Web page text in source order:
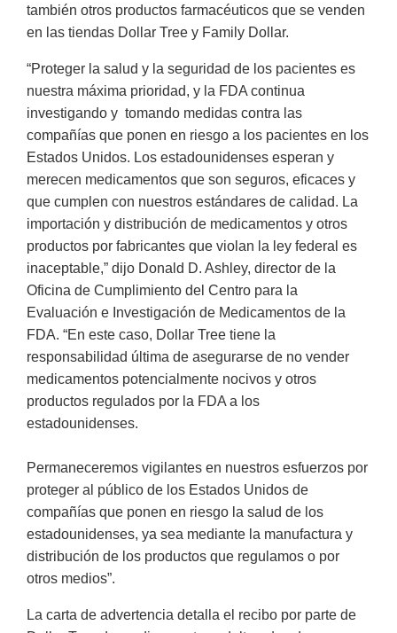
también otros productos farmacéuticos que se venden
en las tiendas Dollar Tree y Family Dollar.
“Proteger la salud y la seguridad de los pacientes es
nuestra máxima prioridad, y la FDA continua
investigando y tomando medidas contra las
compañías que ponen en riesgo a los pacientes en los
Estados Unidos. Los estadounidenses esperan y
merecen medicamentos que son seguros, eficaces y
que cumplen con nuestros estándares de calidad. La
importación y distribución de medicamentos y otros
productos por fabricantes que violan la ley federal es
inaceptable,” dijo Donald D. Ashley, director de la
Oficina de Cumplimiento del Centro para la
Evaluación e Investigación de Medicamentos de la
FDA. “En este caso, Dollar Tree tiene la
responsabilidad última de asegurarse de no vender
medicamentos potencialmente nocivos y otros
productos regulados por la FDA a los
estadounidenses.
Permaneceremos vigilantes en nuestros esfuerzos por
proteger al público de los Estados Unidos de
compañías que ponen en riesgo la salud de los
estadounidenses, ya sea mediante la manufactura y
distribución de los productos que regulamos o por
otros medios”.
La carta de advertencia detalla el recibo por parte de